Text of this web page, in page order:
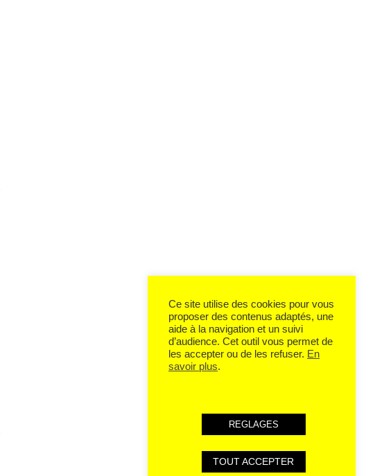
Ce site utilise des cookies pour vous
proposer des contenus adaptés, une
aide à la navigation et un suivi
d’audience. Cet outil vous permet de
les accepter ou de les refuser. En
savoir plus.
REGLAGES
TOUT ACCEPTER